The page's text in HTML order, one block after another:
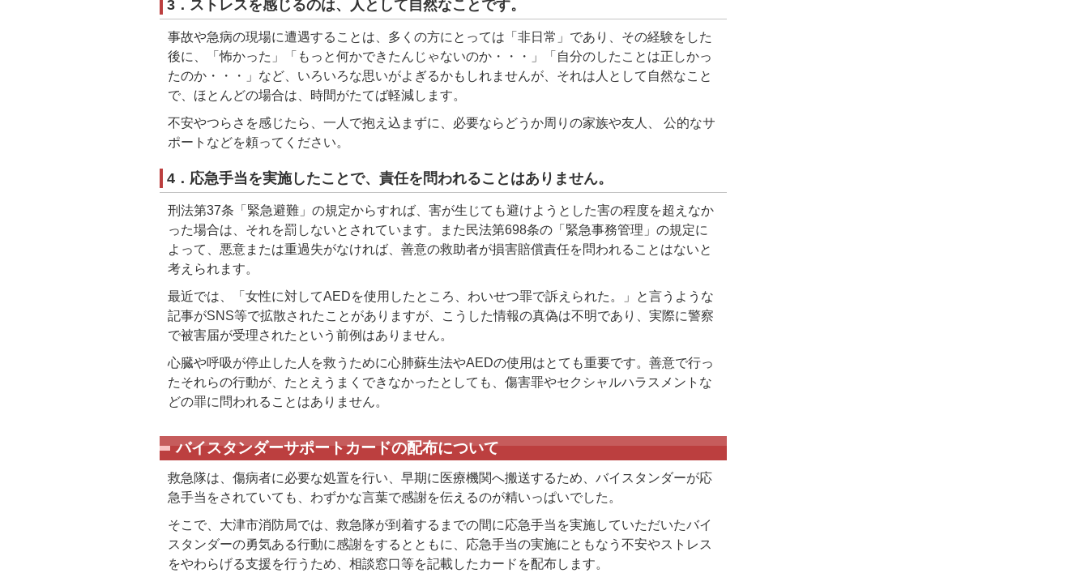
3．ストレスを感じるのは、人として自然なことです。
事故や急病の現場に遭遇することは、多くの方にとっては「非日常」であり、その経験をした
後に、「怖かった」「もっと何かできたんじゃないのか・・・」「自分のしたことは正しかっ
たのか・・・」など、いろいろな思いがよぎるかもしれませんが、それは人として自然なこと
で、ほとんどの場合は、時間がたてば軽減します。
不安やつらさを感じたら、一人で抱え込まずに、必要ならどうか周りの家族や友人、 公的なサ
ポートなどを頼ってください。
4．応急手当を実施したことで、責任を問われることはありません。
刑法第37条「緊急避難」の規定からすれば、害が生じても避けようとした害の程度を超えなか
った場合は、それを罰しないとされています。また民法第698条の「緊急事務管理」の規定に
よって、悪意または重過失がなければ、善意の救助者が損害賠償責任を問われることはないと
考えられます。
最近では、「女性に対してAEDを使用したところ、わいせつ罪で訴えられた。」と言うような
記事がSNS等で拡散されたことがありますが、こうした情報の真偽は不明であり、実際に警察
で被害届が受理されたという前例はありません。
心臓や呼吸が停止した人を救うために心肺蘇生法やAEDの使用はとても重要です。善意で行っ
たそれらの行動が、たとえうまくできなかったとしても、傷害罪やセクシャルハラスメントな
どの罪に問われることはありません。
バイスタンダーサポートカードの配布について
救急隊は、傷病者に必要な処置を行い、早期に医療機関へ搬送するため、バイスタンダーが応
急手当をされていても、わずかな言葉で感謝を伝えるのが精いっぱいでした。
そこで、大津市消防局では、救急隊が到着するまでの間に応急手当を実施していただいたバイ
スタンダーの勇気ある行動に感謝をするとともに、応急手当の実施にともなう不安やストレス
をやわらげる支援を行うため、相談窓口等を記載したカードを配布します。